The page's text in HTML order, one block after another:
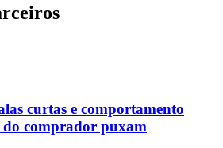
curtas e comportamento
do comprador puxam